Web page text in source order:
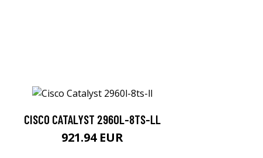
CISCO CATALYST 2960L-8TS-LL
921.94 EUR